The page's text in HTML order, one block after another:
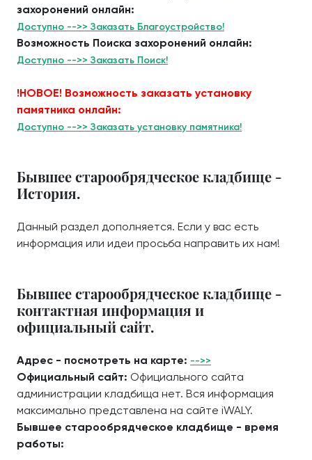
захоронений онлайн:
Доступно -->> Заказать Благоустройство!
Возможность Поиска захоронений онлайн:
Доступно -->> Заказать Поиск!
!НОВОЕ! Возможность заказать установку
памятника онлайн:
Доступно -->> Заказать установку памятника!
Бывшее старообрядческое кладбище -
История.
Данный раздел дополняется. Если у вас есть
информация или идеи просьба направить их нам!
Бывшее старообрядческое кладбище -
контактная информация и
официальный сайт.
Адрес - посмотреть на карте: -->>
Официальный сайт: Официального сайта
администрации кладбища нет. Вся информация
максимально представлена на сайте iWALY.
Бывшее старообрядческое кладбище - время
работы: